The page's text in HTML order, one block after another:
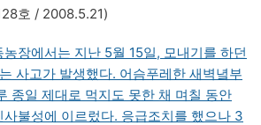
호 / 2008.5.21)
장에서는 지난 5월 15일, 모내기를 하던
사고가 발생했다. 어슴푸레한 새벽녘부
종일 제대로 먹지도 못한 채 며칠 동안
불성에 이르렀다. 응급조치를 했으나 3